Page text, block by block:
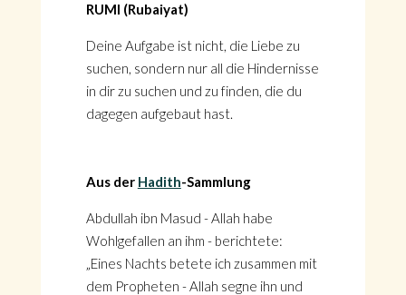
RUMI (Rubaiyat)
Deine Aufgabe ist nicht, die Liebe zu
suchen, sondern nur all die Hindernisse
in dir zu suchen und zu finden, die du
dagegen aufgebaut hast.
Aus der Hadith-Sammlung
Abdullah ibn Masud - Allah habe
Wohlgefallen an ihm - berichtete:
„Eines Nachts betete ich zusammen mit
dem Propheten - Allah segne ihn und